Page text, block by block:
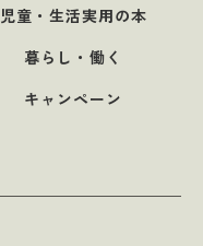
児童・生活実用の本
暮らし・働く
キャンペーン